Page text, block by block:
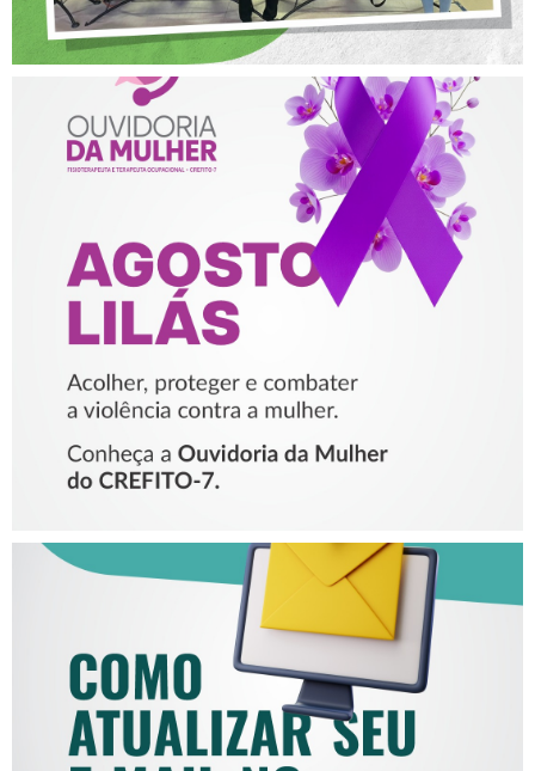
AGOSTO LILÁS – ACOLHER,
PROTEGER E COMBATER A
VIOLÊNCIA CONTRA A
MULHER
COMO ATUALIZAR SEU E-
MAIL NO CREFITO-7